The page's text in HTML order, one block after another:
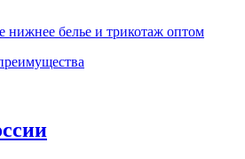
нижнее белье и трикотаж оптом